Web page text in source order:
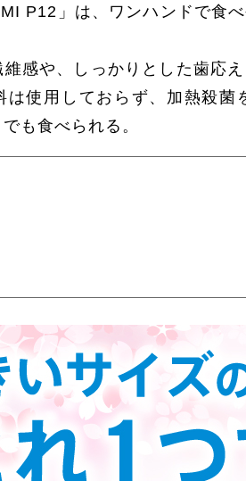
P12」は、ワンハンドで食
感や、しっかりとした歯応
は使用しておらず、加熱殺
も食べられる。